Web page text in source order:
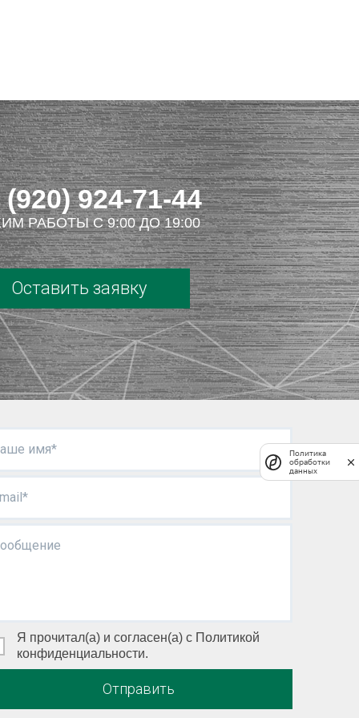
(920) 924-71-44
РАБОТЫ С 9:00 ДО 19:00
Оставить заявку
имя*
Я прочитал(а) и согласен(а) с Политикой
конфиденциальности.
Отправить
Политика
обработки
данных